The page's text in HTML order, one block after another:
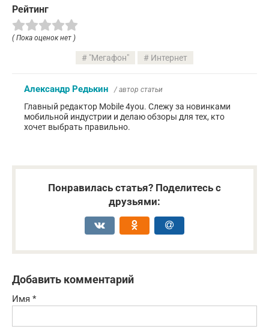
Рейтинг
( Пока оценок нет )
"Мегафон" Интернет
Александр Редькин / автор статьи
Главный редактор Mobile 4you. Слежу за новинками
мобильной индустрии и делаю обзоры для тех, кто
хочет выбрать правильно.
Понравилась статья? Поделитесь с
друзьями:
Добавить комментарий
Имя *